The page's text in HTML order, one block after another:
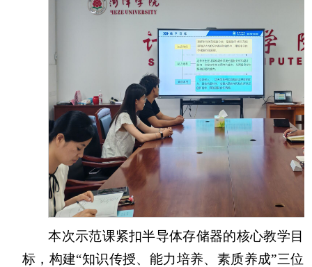
本次示范课紧扣半导体存储器的核心教学目
标，构建“知识传授、能力培养、素质养成”三位